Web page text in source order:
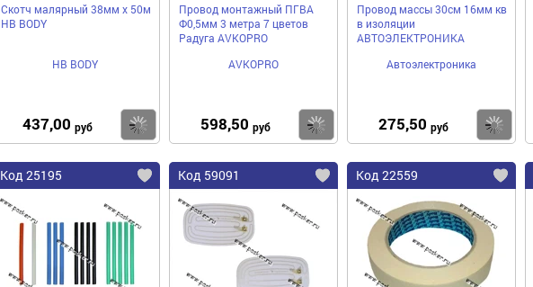
Скотч малярный 38мм х 50м
HB BODY
HB BODY
437,00 руб Купить
Провод монтажный ПГВА
Ф0,5мм 3 метра 7 цветов
Радуга AVKOPRO
AVKOPRO
598,50 руб Купить
Провод массы 30см 16мм кв
в изоляции
АВТОЭЛЕКТРОНИКА
Автоэлектроника
275,50 руб
Код 25195 Код 59091 Код 22559